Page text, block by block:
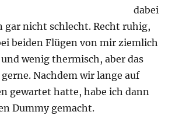
dabei
gar nicht schlecht. Recht ruhig,
beiden Flügen von mir ziemlich
wenig thermisch, aber das
Nachdem wir lange auf
gewartet hatte, habe ich dann
Dummy gemacht.